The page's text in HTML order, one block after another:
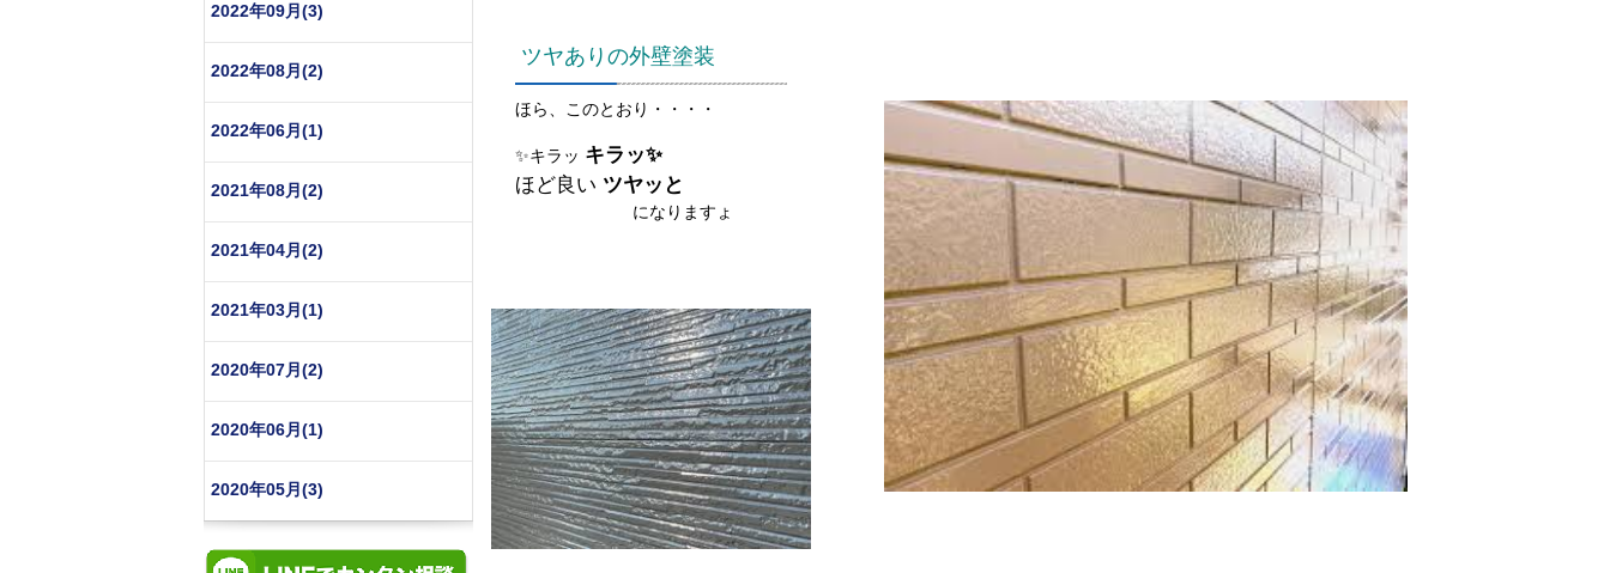
ツヤありの外壁塗装
ほら、このとおり・・・・
✨キラッ キラッ✨
ほど良い ツヤッと
になりますょ
2022年09月(3)
2022年08月(2)
2022年06月(1)
2021年08月(2)
2021年04月(2)
2021年03月(1)
2020年07月(2)
2020年06月(1)
2020年05月(3)